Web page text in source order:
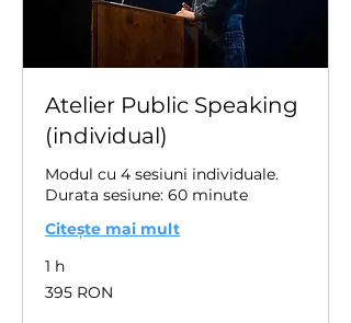
Atelier Public Speaking
(individual)
Modul cu 4 sesiuni individuale.
Durata sesiune: 60 minute
Citește mai mult
1 h
395
de
395 RON